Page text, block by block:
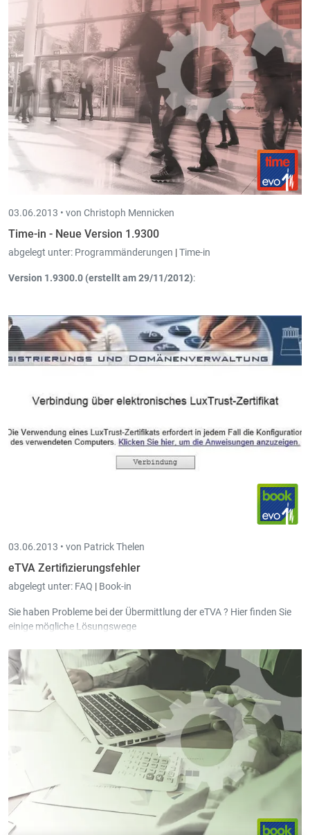
03.06.2013 • von Christoph Mennicken
Time-in - Neue Version 1.9300
abgelegt unter: Programmänderungen |Time-in
Version 1.9300.0 (erstellt am 29/11/2012):
Standard Aktivität des Projekt wird in den Arbeitszeiten
vorgeschlagen wenn man das Projekt angibt und noch keine
Aktivität eingegeben wurde
03.06.2013 • von Patrick Thelen
eTVA Zertifizierungsfehler
abgelegt unter: FAQ | Book-in
Sie haben Probleme bei der Übermittlung der eTVA ? Hier finden Sie
einige mögliche Lösungswege